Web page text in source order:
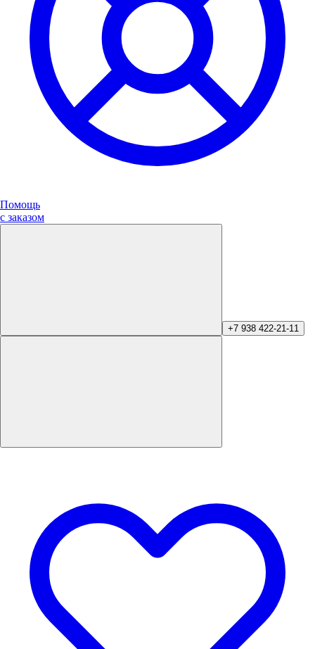
Помощь
с заказом
+7 938 422-21-11